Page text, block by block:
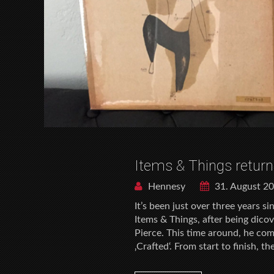
Items & Things
Hennesy
31. August
It’s been just over three years
Items & Things, after being
Pierce. This time around, he
‚Crafted‘. From start to finish,